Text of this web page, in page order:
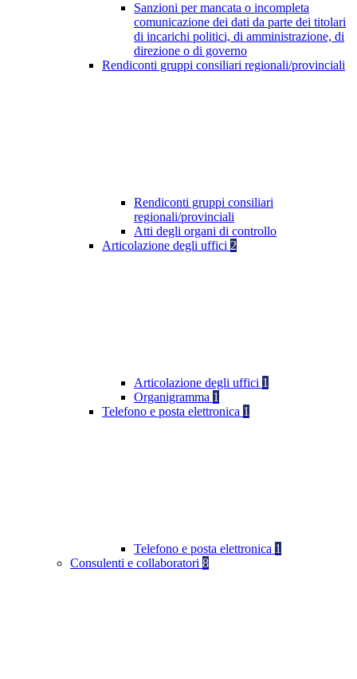
Sanzioni per mancata o incompleta
comunicazione dei dati da parte dei titolari
di incarichi politici, di amministrazione, di
direzione o di governo
Rendiconti gruppi consiliari regionali/provinciali
Rendiconti gruppi consiliari
regionali/provinciali
Atti degli organi di controllo
Articolazione degli uffici 2
Articolazione degli uffici 1
Organigramma 1
Telefono e posta elettronica 1
Telefono e posta elettronica 1
Consulenti e collaboratori 8